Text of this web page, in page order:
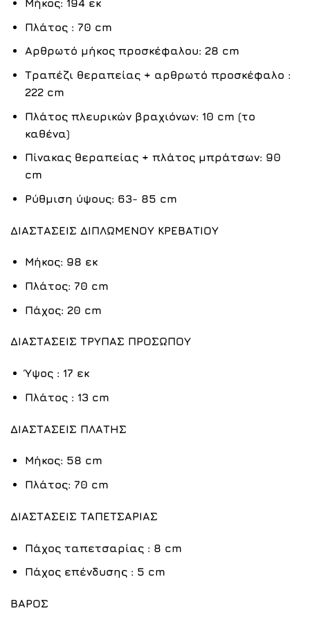
Μήκος: 194 εκ
Πλάτος : 70 cm
Αρθρωτό μήκος προσκέφαλου: 28 cm
Τραπέζι θεραπείας + αρθρωτό προσκέφαλο :
222 cm
Πλάτος πλευρικών βραχιόνων: 10 cm (το
καθένα)
Πίνακας θεραπείας + πλάτος μπράτσων: 90
cm
Ρύθμιση ύψους: 63- 85 cm
ΔΙΑΣΤΑΣΕΙΣ ΔΙΠΛΩΜΕΝΟΥ ΚΡΕΒΑΤΙΟΥ
Μήκος: 98 εκ
Πλάτος: 70 cm
Πάχος: 20 cm
ΔΙΑΣΤΑΣΕΙΣ ΤΡΥΠΑΣ ΠΡΟΣΩΠΟΥ
Ύψος : 17 εκ
Πλάτος : 13 cm
ΔΙΑΣΤΑΣΕΙΣ ΠΛΑΤΗΣ
Μήκος: 58 cm
Πλάτος: 70 cm
ΔΙΑΣΤΑΣΕΙΣ ΤΑΠΕΤΣΑΡΙΑΣ
Πάχος ταπετσαρίας : 8 cm
Πάχος επένδυσης : 5 cm
ΒΑΡΟΣ